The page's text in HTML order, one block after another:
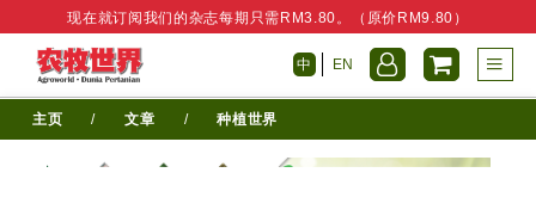
现在就订阅我们的杂志每期只需RM3.80。（原价RM9.80）
中 EN
主页 / 文章 / 种植世界